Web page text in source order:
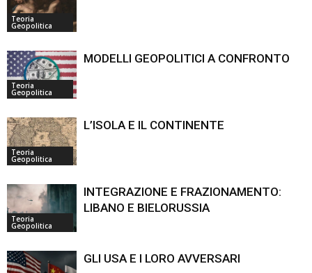
Teoria
Geopolitica
Teoria
Geopolitica
MODELLI GEOPOLITICI A CONFRONTO
Teoria
Geopolitica
L’ISOLA E IL CONTINENTE
Teoria
Geopolitica
INTEGRAZIONE E FRAZIONAMENTO:
LIBANO E BIELORUSSIA
GLI USA E I LORO AVVERSARI